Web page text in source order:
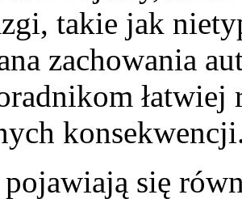
takie jak
zachowania
łatwiej
się